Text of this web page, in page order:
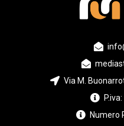
Via M.
Numero